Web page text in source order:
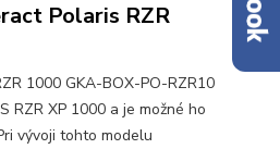
Polaris RZR
1000 GKA-BOX-PO-RZR10
RZR XP 1000 a je možné ho
vývoji tohto modelu